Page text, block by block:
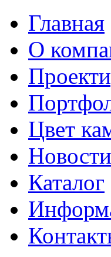
Главная
О
Цвет
Новости
Каталог